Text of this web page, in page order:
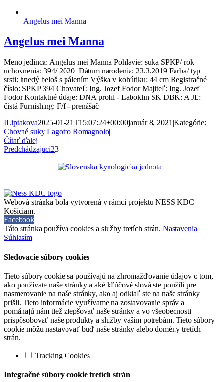
Angelus mei Manna
Angelus mei Manna
Meno jedinca: Angelus mei Manna Pohlavie: suka SPKP/ rok
uchovnenia: 394/ 2020 Dátum narodenia: 23.3.2019 Farba/ typ
srsti: hnedý beloš s pálením Výška v kohútiku: 44 cm Registračné
číslo: SPKP 394 Chovateľ: Ing. Jozef Fodor Majiteľ: Ing. Jozef
Fodor Kontaktné údaje: DNA profil - Laboklin SK DBK: A JE:
čistá Furnishing: F/f - prenášač
ILiptakova2025-01-21T15:07:24+00:00január 8, 2021 |Kategórie:
Chovné suky Lagotto Romagnolo|
Čítať ďalej
Predchádzajúci23
Webová stránka bola vytvorená v rámci projektu NESS KDC
Košiciam.
Facebook
Táto stránka používa cookies a služby tretích strán. Nastavenia
Súhlasím
Sledovacie súbory cookies
Tieto súbory cookie sa používajú na zhromažďovanie údajov o tom,
ako používate naše stránky a aké kľúčové slová ste použili pre
nasmerovanie na naše stránky, ako aj odkiaľ ste na naše stránky
prišli. Tieto informácie využívame na zostavovanie správ a
pomáhajú nám tiež zlepšovať naše stránky a vo všeobecnosti
prispôsobovať naše produkty a služby vašim potrebám. Tieto súbory
cookie môžu nastavovať buď naše stránky alebo domény tretích
strán.
Tracking Cookies
Integračné súbory cookie tretích strán